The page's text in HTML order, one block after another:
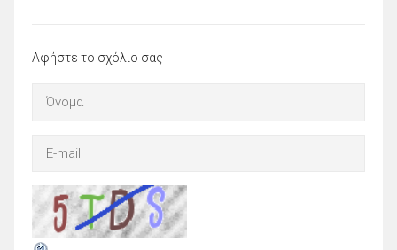
Αφήστε το σχόλιο σας